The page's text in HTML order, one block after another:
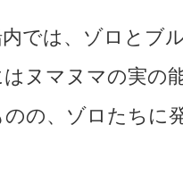
では、ゾロとブ
ヌマヌマの実の
の、ゾロたちに